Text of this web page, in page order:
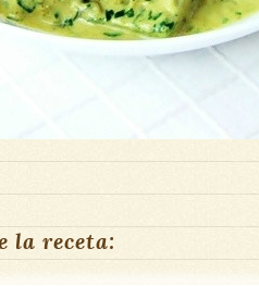
la receta: